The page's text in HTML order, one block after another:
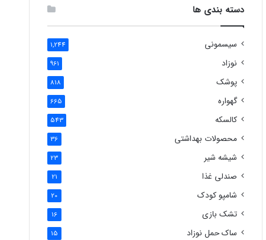
دسته بندی ها
سیسمونی 1,244
نوزاد 961
پوشک 818
گهواره 665
کالسکه 543
محصولات بهداشتی 36
شیشه شیر 23
صندلی غذا 21
شامپو کودک 20
تشک بازی 16
ساک حمل نوزاد 15